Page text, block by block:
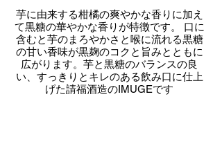
芋に由来する柑橘の爽やかな香りに加え
て黒糖の華やかな香りが特徴です。 口に
含むと芋のまろやかさと喉に流れる黒糖
の甘い香味が黒麹のコクと旨みとともに
広がります。芋と黒糖のバランスの良
い、すっきりとキレのある飲み口に仕上
げた請福酒造のIMUGEです